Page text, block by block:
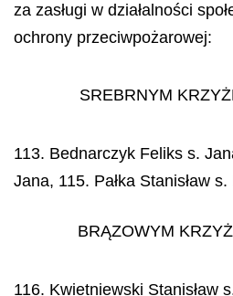
za zasługi w działalności
ochrony przeciwpożarowej:
SREBRNYM
113. Bednarczyk Feliks s.
Jana, 115. Pałka Stanisław s.
BRĄZOWYM
116. Kwietniewski Stanisław